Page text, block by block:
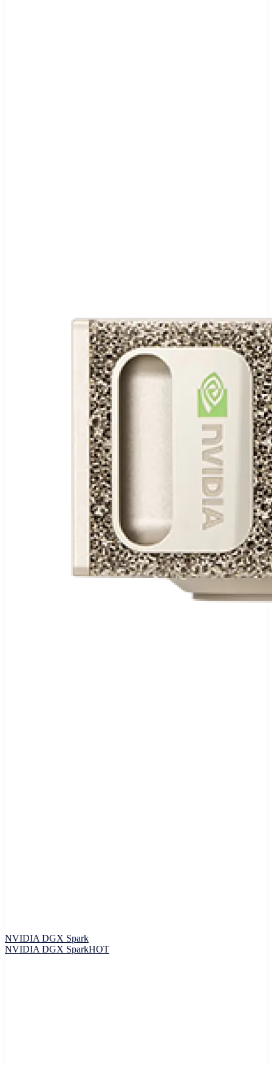
NVIDIA DGX Spark
NVIDIA DGX SparkHOT